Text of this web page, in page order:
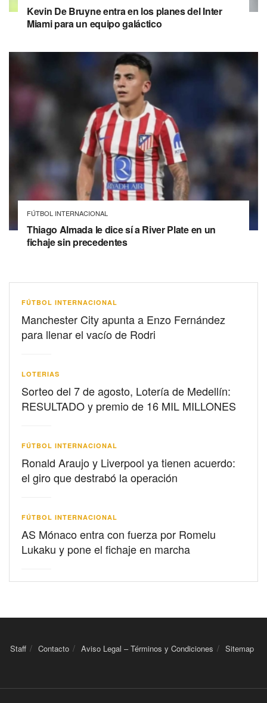
Kevin De Bruyne entra en los planes del Inter
Miami para un equipo galáctico
FÚTBOL INTERNACIONAL
Thiago Almada le dice sí a River Plate en un
fichaje sin precedentes
FÚTBOL INTERNACIONAL
Manchester City apunta a Enzo Fernández
para llenar el vacío de Rodri
LOTERIAS
Sorteo del 7 de agosto, Lotería de Medellín:
RESULTADO y premio de 16 MIL MILLONES
FÚTBOL INTERNACIONAL
Ronald Araujo y Liverpool ya tienen acuerdo:
el giro que destrabó la operación
FÚTBOL INTERNACIONAL
AS Mónaco entra con fuerza por Romelu
Lukaku y pone el fichaje en marcha
Staff Contacto Aviso Legal – Términos y Condiciones Sitemap